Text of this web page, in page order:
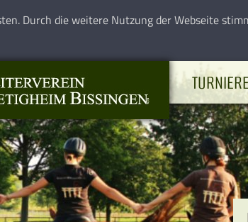
Durch die weitere Nutzung der Webseite